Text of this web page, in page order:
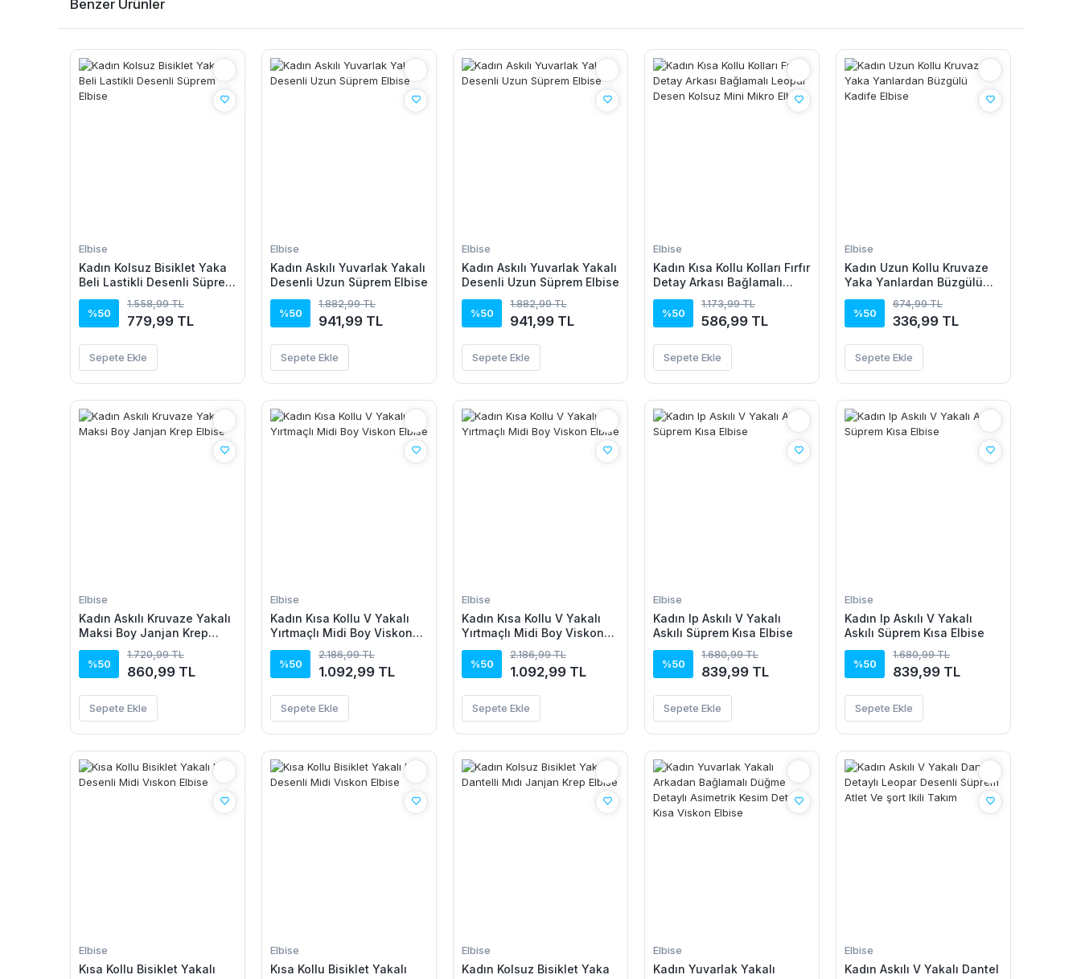
Benzer Ürünler
Elbise
Kadın Kolsuz Bisiklet Yaka
Beli Lastikli Desenli Süprem
Elbise
%50
1.558,99 TL
779,99 TL
Sepete Ekle
Elbise
Kadın Askılı Yuvarlak Yakalı
Desenli Uzun Süprem Elbise
%50
1.882,99 TL
941,99 TL
Sepete Ekle
Elbise
Kadın Askılı Yuvarlak Yakalı
Desenli Uzun Süprem Elbise
%50
1.882,99 TL
941,99 TL
Sepete Ekle
Elbise
Kadın Kısa Kollu Kolları Fırfır
Detay Arkası Bağlamalı
Leopar Desen Kolsuz Mini
Mikro Elbise
%50
1.173,99 TL
586,99 TL
Sepete Ekle
Elbise
Kadın Uzun Kollu Kruvaze
Yaka Yanlardan Büzgülü
Kadife Elbise
%50
674,99 TL
336,99 TL
Sepete Ekle
Elbise
Kadın Askılı Kruvaze Yakalı
Maksi Boy Janjan Krep
Elbise
%50
1.720,99 TL
860,99 TL
Sepete Ekle
Elbise
Kadın Kısa Kollu V Yakalı
Yırtmaçlı Midi Boy Viskon
Elbise
%50
2.186,99 TL
1.092,99 TL
Sepete Ekle
Elbise
Kadın Kısa Kollu V Yakalı
Yırtmaçlı Midi Boy Viskon
Elbise
%50
2.186,99 TL
1.092,99 TL
Sepete Ekle
Elbise
Kadın Ip Askılı V Yakalı
Askılı Süprem Kısa Elbise
%50
1.680,99 TL
839,99 TL
Sepete Ekle
Elbise
Kadın Ip Askılı V Yakalı
Askılı Süprem Kısa Elbise
%50
1.680,99 TL
839,99 TL
Sepete Ekle
Elbise
Kısa Kollu Bisiklet Yakalı
Elbise
Kısa Kollu Bisiklet Yakalı
Elbise
Kadın Kolsuz Bisiklet Yaka
Elbise
Kadın Yuvarlak Yakalı
Elbise
Kadın Askılı V Yakalı Dantel